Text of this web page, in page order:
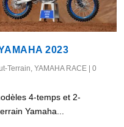
2023
Terrain ,YAMAHA RACE |0
4-temps et 2-
Yamaha...